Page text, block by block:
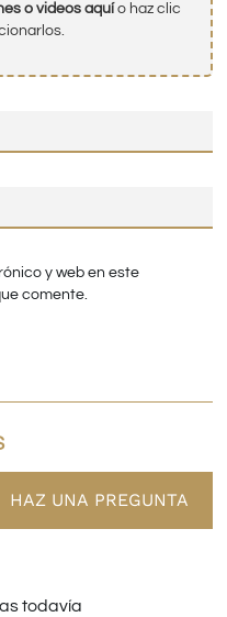
o videos aquío haz clic
y web en este
comente.
HAZ UNA PREGUNTA
todavía